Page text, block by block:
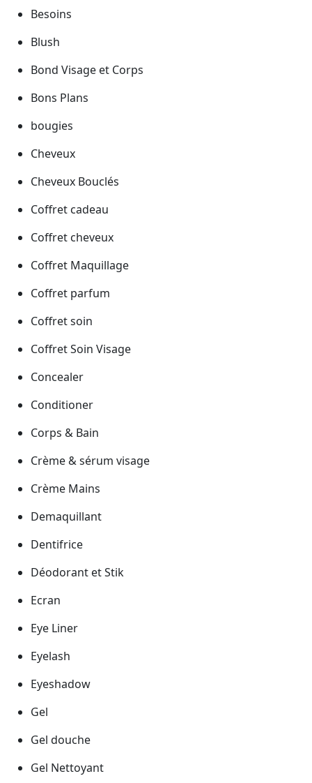
Besoins
Blush
Bond Visage et Corps
Bons Plans
bougies
Cheveux
Cheveux Bouclés
Coffret cadeau
Coffret cheveux
Coffret Maquillage
Coffret parfum
Coffret soin
Coffret Soin Visage
Concealer
Conditioner
Corps & Bain
Crème & sérum visage
Crème Mains
Demaquillant
Dentifrice
Déodorant et Stik
Ecran
Eye Liner
Eyelash
Eyeshadow
Gel
Gel douche
Gel Nettoyant